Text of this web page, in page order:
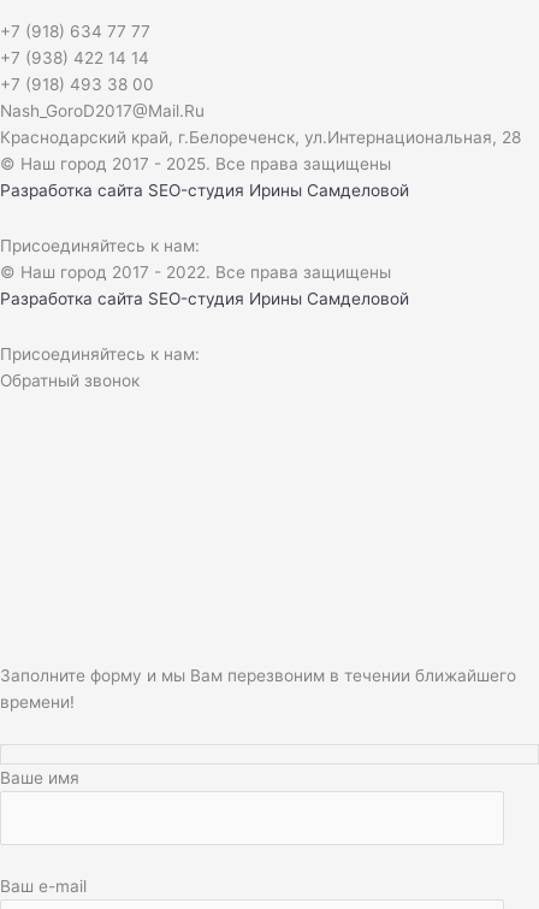
+7 (918) 634 77 77
+7 (938) 422 14 14
+7 (918) 493 38 00
Nash_GoroD2017@Mail.Ru
Краснодарский край, г.Белореченск, ул.Интернациональная, 28​
© Наш город 2017 - 2025. Все права защищены
Разработка сайта SEO-студия Ирины Самделовой
Присоединяйтесь к нам:
© Наш город 2017 - 2022. Все права защищены
Разработка сайта SEO-студия Ирины Самделовой
Присоединяйтесь к нам:
Обратный звонок
Заполните форму и мы Вам перезвоним в течении ближайшего
времени!
Ваше имя
Ваш e-mail